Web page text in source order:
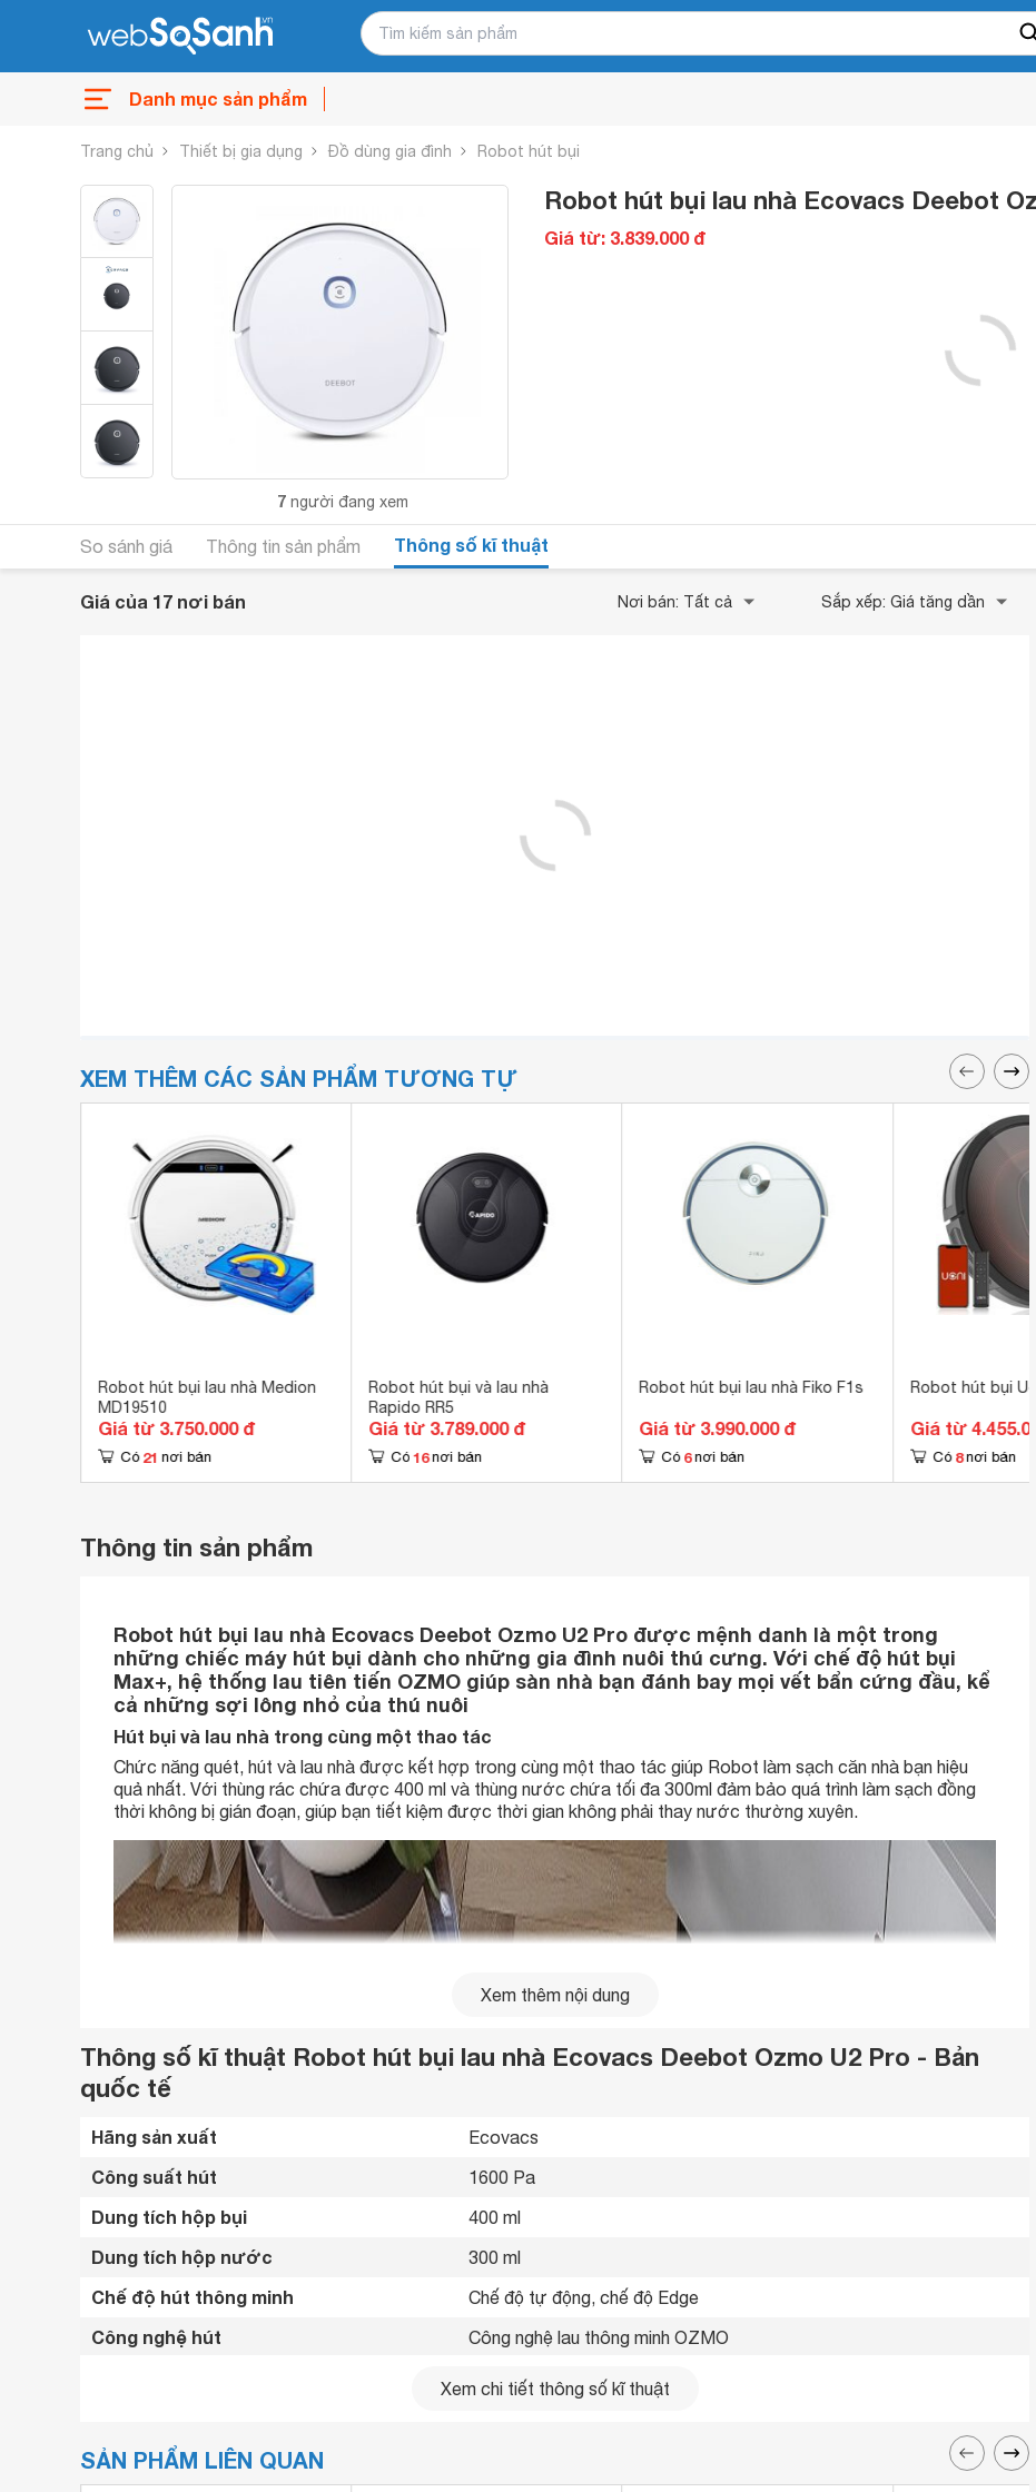
Danh mục sản phẩm
Trang chủ Thiết bị gia dụng Đồ dùng gia đình Robot hút bụi
7 người đang xem
Robot hút bụi lau nhà Ecovacs Deebot
Giá từ: 3.839.000 đ
So sánh giá Thông tin sản phẩm Thông số kĩ thuật
Giá của 17 nơi bán Nơi bán: Tất cả Sắp xếp: Giá tăng dần
XEM THÊM CÁC SẢN PHẨM TƯƠNG TỰ
Robot hút bụi lau nhà Medion
MD19510
Giá từ 3.750.000 đ
Có 21 nơi bán
Robot hút bụi và lau nhà
Rapido RR5
Giá từ 3.789.000 đ
Có 16 nơi bán
Robot hút bụi lau nhà Fiko F1s
Giá từ 3.990.000 đ
Có 6 nơi bán
Robot hút bụi
Giá từ
Có 8 nơi bán
Thông tin sản phẩm
Robot hút bụi lau nhà Ecovacs Deebot Ozmo U2 Pro được mệnh danh là một trong
những chiếc máy hút bụi dành cho những gia đình nuôi thú cưng. Với chế độ hút bụi
Max+, hệ thống lau tiên tiến OZMO giúp sàn nhà bạn đánh bay mọi vết bẩn cứng đầu, kể
cả những sợi lông nhỏ của thú nuôi
Hút bụi và lau nhà trong cùng một thao tác
Chức năng quét, hút và lau nhà được kết hợp trong cùng một thao tác giúp Robot làm sạch căn nhà bạn hiệu
quả nhất. Với thùng rác chứa được 400 ml và thùng nước chứa tối đa 300ml đảm bảo quá trình làm sạch đồng
thời không bị gián đoạn, giúp bạn tiết kiệm được thời gian không phải thay nước thường xuyên.
Xem thêm nội dung
Thông số kĩ thuật Robot hút bụi lau nhà Ecovacs Deebot Ozmo U2 Pro - Bản
quốc tế
Hãng sản xuất Ecovacs
Công suất hút 1600 Pa
Dung tích hộp bụi 400 ml
Dung tích hộp nước 300 ml
Chế độ hút thông minh Chế độ tự động, chế độ Edge
Công nghệ hút Công nghệ lau thông minh OZMO
3200 mAh
Dụng cụ sạc
Xem chi tiết thông số kĩ thuật
SẢN PHẨM LIÊN QUAN